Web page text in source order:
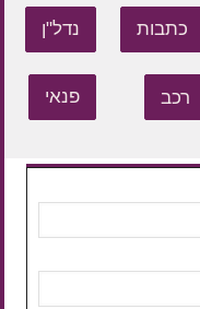
כתבות נדל"ן
רכב פנאי